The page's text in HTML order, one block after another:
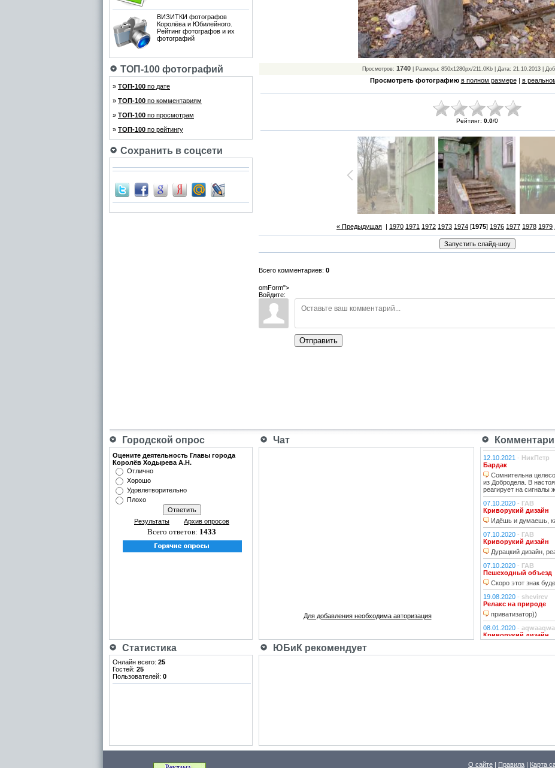
ВИЗИТКИ фотографов
Королёва и Юбилейного.
Рейтинг фотографов и их
фотографий
ТОП-100 фотографий
» ТОП-100 по дате
» ТОП-100 по комментариям
» ТОП-100 по просмотрам
» ТОП-100 по рейтингу
Сохранить в соцсети
Просмотров: 1740 | Размеры: 850x1280px/211.0Kb | Дата: 21.10.2013 |
Просмотреть фотографию в полном размере| в
Рейтинг: 0.0/0
« Предыдущая | 1970 1971 1972 1973 1974 [1975] 1976 1977 1978 1979
Всего комментариев: 0
omForm">
Войдите:
Отправить
Городской опрос Чат
Оцените деятельность Главы города
Королёв Ходырева А.Н.
Отлично
Хорошо
Удовлетворительно
Плохо
Результаты Архив опросов
Всего ответов: 1433
Для добавления необходима авторизация
12.10.2021 - НикПетр
Бардак
Сомнительна
из Добродела. В
реагирует на сигналы
07.10.2020 - ГАВ
Криворукий дизайн
Идёшь и думаешь,
07.10.2020 - ГАВ
Криворукий дизайн
Дурацкий дизайн,
07.10.2020 - ГАВ
Пешеходный объезд
Скоро этот знак
19.08.2020 - shevirev
Релакс на природе
приватизатор))
08.01.2020 - aqwaaqwa
Криворукий дизайн
По предпросмотру
Статистика ЮБиК рекомендует
Онлайн всего: 25
Гостей: 25
Пользователей: 0
О сайте | Правила | Карта